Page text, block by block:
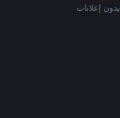
بدون إعلانات